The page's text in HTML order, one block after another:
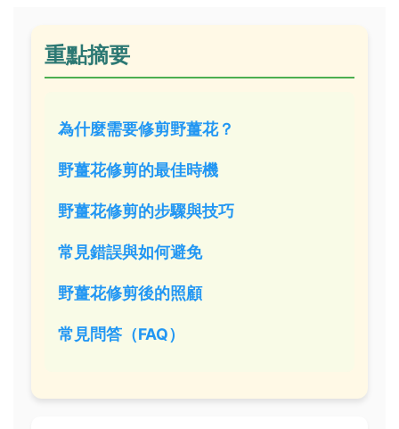
重點摘要
為什麼需要修剪野薑花？
野薑花修剪的最佳時機
野薑花修剪的步驟與技巧
常見錯誤與如何避免
野薑花修剪後的照顧
常見問答（FAQ）